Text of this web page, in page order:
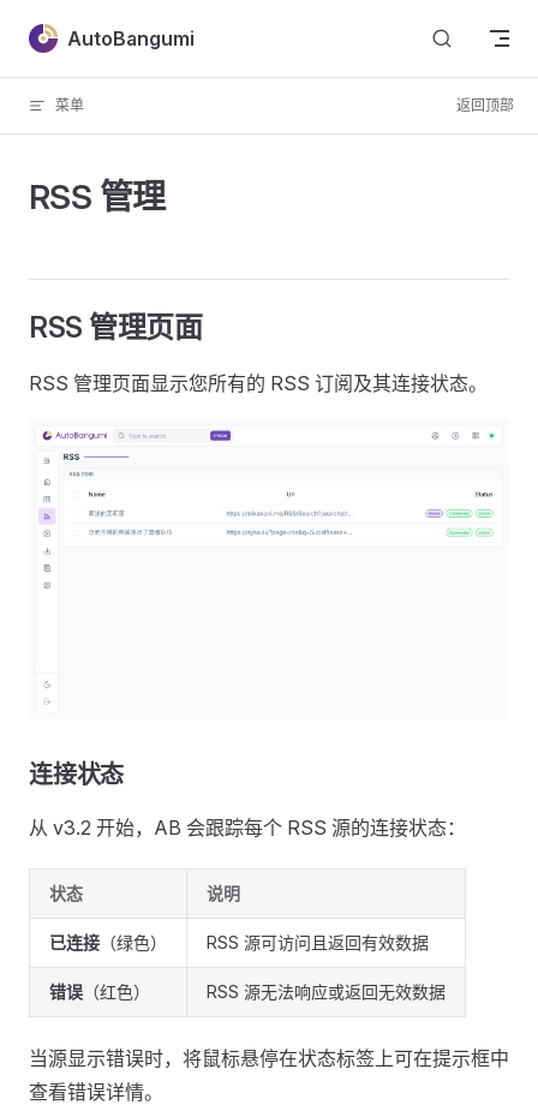
Skip to content
AutoBangumi
菜单 返回顶部
RSS 管理
RSS 管理页面
RSS 管理页面显示您所有的 RSS 订阅及其连接状态。
连接状态
从 v3.2 开始，AB 会跟踪每个 RSS 源的连接状态：
状态 说明
已连接 （绿色） RSS 源可访问且返回有效数据
错误 （红色） RSS 源无法响应或返回无效数据
当源显示错误时，将鼠标悬停在状态标签上可在提示框中
查看错误详情。